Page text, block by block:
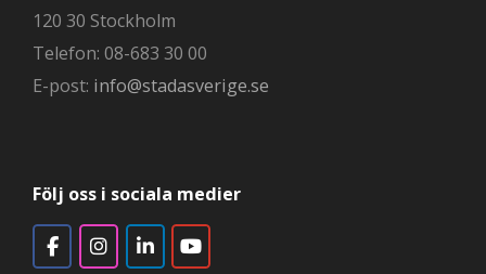
120 30 Stockholm
Telefon: 08-683 30 00
E-post: info@stadasverige.se
Följ oss i sociala medier